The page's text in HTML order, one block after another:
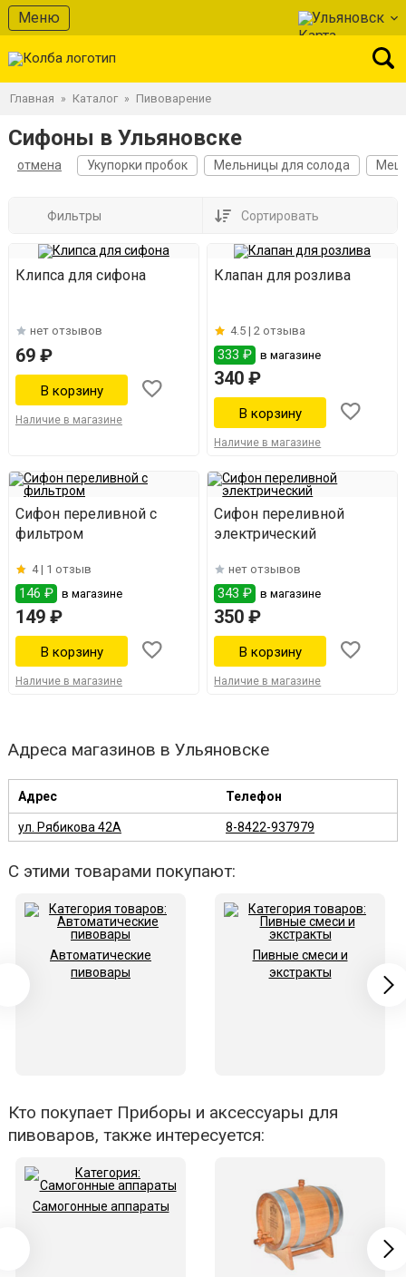
Меню Ульяновск
Главная » Каталог » Пивоварение
Сифоны в Ульяновске
отмена Укупорки пробок Мельницы для солода
Фильтры Сортировать
Клипса для сифона
нет отзывов
69 ₽
Наличие в магазине
Клапан для розлива
4.5 |2 отзыва
333 ₽ в магазине
340 ₽
Наличие в магазине
Сифон переливной с
фильтром
4 | 1 отзыв
146 ₽ в магазине
149 ₽
Наличие в магазине
Сифон переливной
электрический
нет отзывов
343 ₽ в магазине
350 ₽
Наличие в магазине
Адреса магазинов в Ульяновске
Адрес Телефон
ул. Рябикова 42А 8-8422-937979
С этими товарами покупают:
Автоматические
пивовары
Пивные смеси и
экстракты
Кто покупает Приборы и аксессуары для
пивоваров, также интересуется:
Самогонные аппараты